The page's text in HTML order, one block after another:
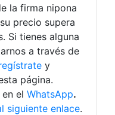
la firma nipona
precio supera
Si tienes alguna
a través de
y
página.
el WhatsApp.
siguiente enlace.